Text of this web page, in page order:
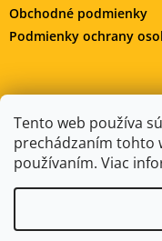
Tento web používa
prechádzaním tohto
používaním. Viac
Obchodné podmienky
Podmienky ochrany